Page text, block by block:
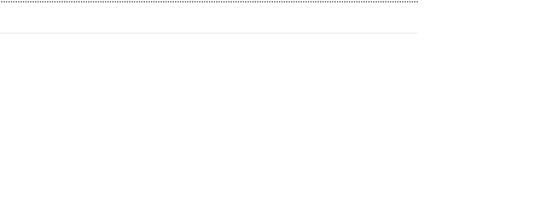
สงครามในภูมิภาค